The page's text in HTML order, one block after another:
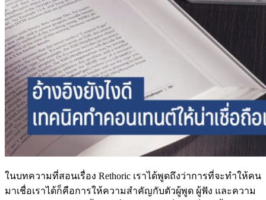
ในบทความที่สอนเรื่อง Rethoric เราได้พูดถึงว่าการที่จะทำให้คน
มาเชื่อเราได้ก็คือการให้ความสำคัญกับตัวผู้พูด ผู้ฟัง และความ